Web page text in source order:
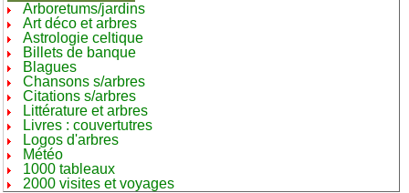
Arboretums/jardins
Art déco et arbres
Astrologie celtique
Billets de banque
Blagues
Chansons s/arbres
Citations s/arbres
Littérature et arbres
Livres : couvertutres
Logos d'arbres
Météo
1000 tableaux
2000 visites et voyages